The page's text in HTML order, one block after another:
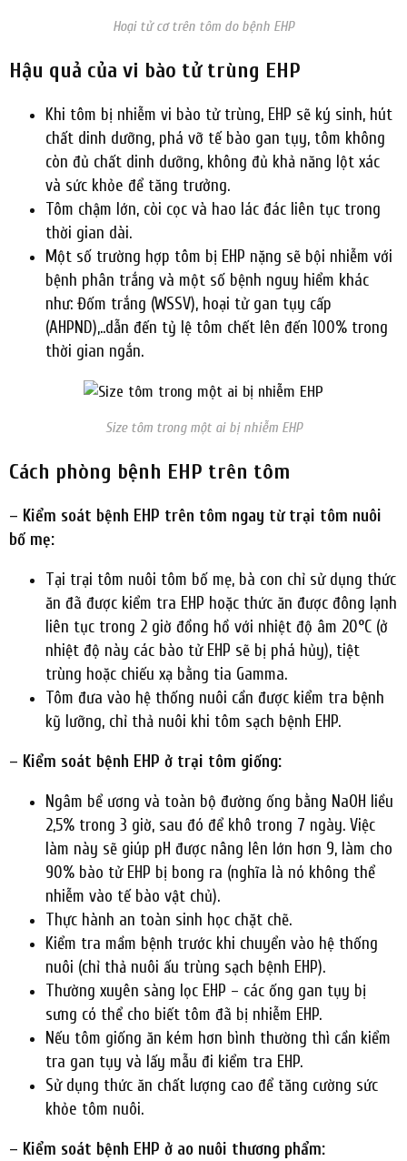
Hoại tử cơ trên tôm do bệnh EHP
Hậu quả của vi bào tử trùng EHP
Khi tôm bị nhiễm vi bào tử trùng, EHP sẽ ký sinh, hút
chất dinh dưỡng, phá vỡ tế bào gan tụy, tôm không
còn đủ chất dinh dưỡng, không đủ khả năng lột xác
và sức khỏe để tăng trưởng.
Tôm chậm lớn, còi cọc và hao lác đác liên tục trong
thời gian dài.
Một số trường hợp tôm bị EHP nặng sẽ bội nhiễm với
bệnh phân trắng và một số bệnh nguy hiểm khác
như: Đốm trắng (WSSV), hoại tử gan tụy cấp
(AHPND),..dẫn đến tỷ lệ tôm chết lên đến 100% trong
thời gian ngắn.
Size tôm trong một ai bị nhiễm EHP
Cách phòng bệnh EHP trên tôm
– Kiểm soát bệnh EHP trên tôm ngay từ trại tôm nuôi
bố mẹ:
Tại trại tôm nuôi tôm bố mẹ, bà con chỉ sử dụng thức
ăn đã được kiểm tra EHP hoặc thức ăn được đông lạnh
liên tục trong 2 giờ đồng hồ với nhiệt độ âm 20°C (ở
nhiệt độ này các bào tử EHP sẽ bị phá hủy), tiệt
trùng hoặc chiếu xạ bằng tia Gamma.
Tôm đưa vào hệ thống nuôi cần được kiểm tra bệnh
kỹ lưỡng, chỉ thả nuôi khi tôm sạch bệnh EHP.
– Kiểm soát bệnh EHP ở trại tôm giống:
Ngâm bể ương và toàn bộ đường ống bằng NaOH liều
2,5% trong 3 giờ, sau đó để khô trong 7 ngày. Việc
làm này sẽ giúp pH được nâng lên lớn hơn 9, làm cho
90% bào tử EHP bị bong ra (nghĩa là nó không thể
nhiễm vào tế bào vật chủ).
Thực hành an toàn sinh học chặt chẽ.
Kiểm tra mầm bệnh trước khi chuyển vào hệ thống
nuôi (chỉ thả nuôi ấu trùng sạch bệnh EHP).
Thường xuyên sàng lọc EHP – các ống gan tụy bị
sưng có thể cho biết tôm đã bị nhiễm EHP.
Nếu tôm giống ăn kém hơn bình thường thì cần kiểm
tra gan tụy và lấy mẫu đi kiểm tra EHP.
Sử dụng thức ăn chất lượng cao để tăng cường sức
khỏe tôm nuôi.
– Kiểm soát bệnh EHP ở ao nuôi thương phẩm: